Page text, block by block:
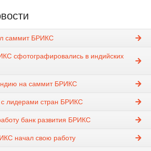
саммит БРИКС
сфотографировались в индийских
на саммит БРИКС
с лидерами стран БРИКС
банк развития БРИКС
начал свою работу